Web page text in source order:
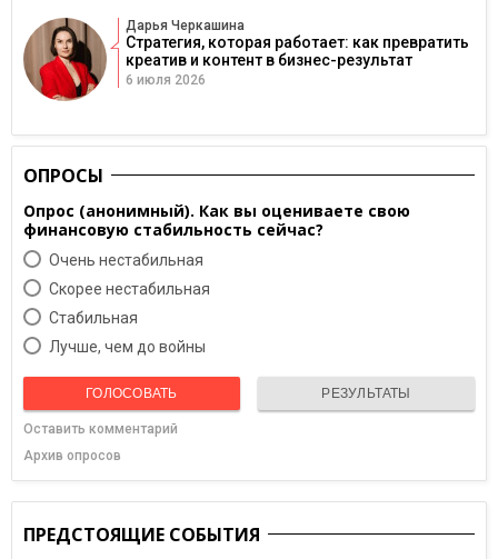
Дарья Черкашина
Стратегия, которая работает: как превратить
креатив и контент в бизнес-результат
6 июля 2026
ОПРОСЫ
Опрос (анонимный). Как вы оцениваете свою
финансовую стабильность сейчас?
Очень нестабильная
Скорее нестабильная
Cтабильная
Лучше, чем до войны
ГОЛОСОВАТЬ РЕЗУЛЬТАТЫ
Оставить комментарий
Архив опросов
ПРЕДСТОЯЩИЕ СОБЫТИЯ